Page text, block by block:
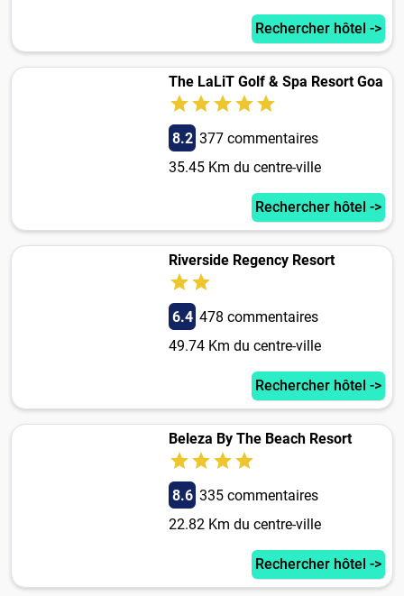
Rechercher hôtel ->
The LaLiT Golf & Spa Resort Goa
8.2 377 commentaires
35.45 Km du centre-ville
Rechercher hôtel ->
Riverside Regency Resort
6.4 478 commentaires
49.74 Km du centre-ville
Rechercher hôtel ->
Beleza By The Beach Resort
8.6 335 commentaires
22.82 Km du centre-ville
Rechercher hôtel ->